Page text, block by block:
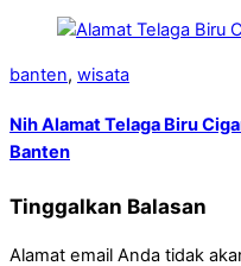
banten, wisata
Nih Alamat Telaga Biru
Banten
Tinggalkan Balasan
Alamat email Anda tidak